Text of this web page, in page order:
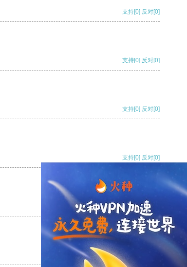
支持[0] 反对[0]
支持[0] 反对[0]
支持[0] 反对[0]
支持[0] 反对[0]
支持[0] 反对
支持